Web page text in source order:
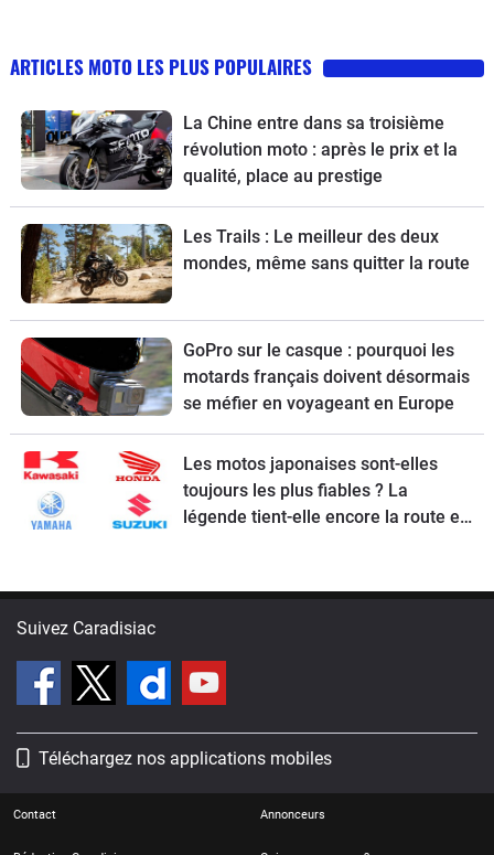
ARTICLES MOTO LES PLUS POPULAIRES
La Chine entre dans sa troisième
révolution moto : après le prix et la
qualité, place au prestige
Les Trails : Le meilleur des deux
mondes, même sans quitter la route
GoPro sur le casque : pourquoi les
motards français doivent désormais
se méfier en voyageant en Europe
Les motos japonaises sont-elles
toujours les plus fiables ? La
légende tient-elle encore la route en
Suivez Caradisiac
Téléchargez nos applications mobiles
Contact Annonceurs